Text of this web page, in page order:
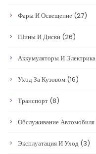
Фары И Освещение (27)
Шины И Диски (26)
Аккумуляторы И Электрика
Уход За Кузовом (16)
Транспорт (8)
Обслуживание Автомобиля
Эксплуатация И Уход (3)